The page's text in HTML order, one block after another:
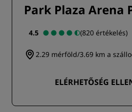
Park Plaza Arena
4.5 (820 értékelés)
2.29 mérföld/3.69 km a
ELÉRHETŐSÉG